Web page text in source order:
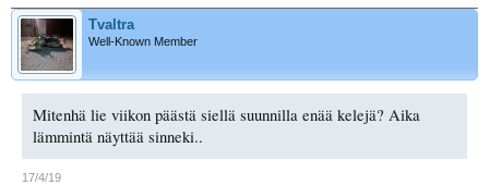
Tvaltra
Well-Known Member
Mitenhä lie viikon päästä siellä suunnilla enää kelejä? Aika
lämmintä näyttää sinneki..
17/4/19